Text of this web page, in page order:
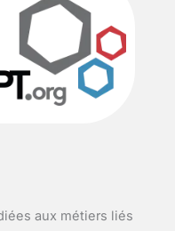
aux métiers liés